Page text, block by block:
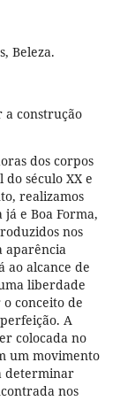
Beleza.
a construção
dos corpos
século XX e
realizamos
já e Boa Forma,
nos
aparência
ao alcance de
liberdade
conceito de
A
colocada no
um movimento
determinar
nos